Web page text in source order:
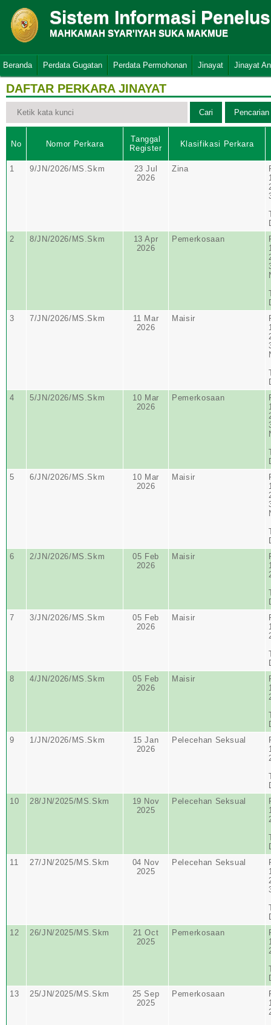
Sistem Informasi
MAHKAMAH SYAR'IYAH SUKA MAKMUE
Beranda Perdata Gugatan Perdata Permohonan Jinayat Jinayat
DAFTAR PERKARA JINAYAT
No Nomor Perkara
Tanggal
Register
Klasifikasi Perkara
1 9/JN/2026/MS.Skm
23 Jul
2026
Zina
2
8/JN/2026/MS.Skm
13 Apr
2026
Pemerkosaan
3
7/JN/2026/MS.Skm
11 Mar
2026
Maisir
4
5/JN/2026/MS.Skm
10 Mar
2026
Pemerkosaan
5
6/JN/2026/MS.Skm
10 Mar
2026
Maisir
6
2/JN/2026/MS.Skm
05 Feb
2026
Maisir
7
3/JN/2026/MS.Skm
05 Feb
2026
Maisir
8
4/JN/2026/MS.Skm
05 Feb
2026
Maisir
9
1/JN/2026/MS.Skm
15 Jan
2026
Pelecehan Seksual
10
28/JN/2025/MS.Skm
19 Nov
2025
Pelecehan Seksual
11
27/JN/2025/MS.Skm
04 Nov
2025
Pelecehan Seksual
12
26/JN/2025/MS.Skm
21 Oct
2025
Pemerkosaan
13
25/JN/2025/MS.Skm
25 Sep
2025
Pemerkosaan